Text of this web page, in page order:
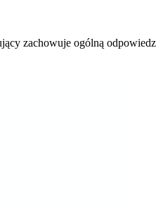
zachowuje ogólną